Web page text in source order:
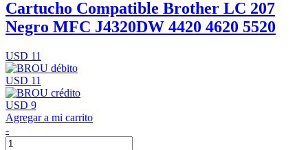
Cartucho Compatible Brother LC 207
Negro MFC J4320DW 4420 4620 5520
USD 11
USD 11
USD 9
Agregar a mi carrito
-